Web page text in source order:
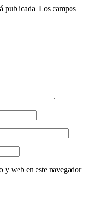
publicada. Los campos
y web en este navegador